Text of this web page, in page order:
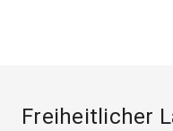
Freiheitlicher